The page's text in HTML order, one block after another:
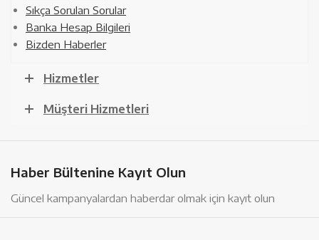
Sıkça Sorulan Sorular
Banka Hesap Bilgileri
Bizden Haberler
Hizmetler
Müşteri Hizmetleri
Haber Bültenine Kayıt Olun
Güncel kampanyalardan haberdar olmak için kayıt olun